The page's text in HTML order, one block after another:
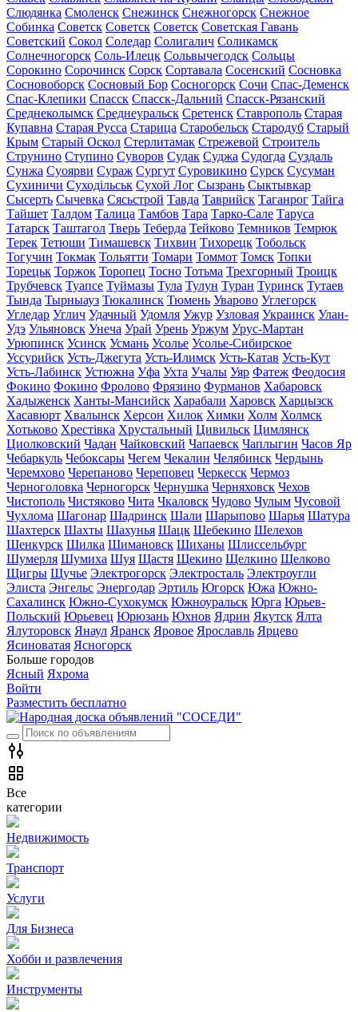
Слюдянка Смоленск Снежинск Снежногорск Снежное
Собинка Советск Советск Советск Советская Гавань
Советский Сокол Соледар Солигалич Соликамск
Солнечногорск Соль-Илецк Сольвычегодск Сольцы
Сорокино Сорочинск Сорск Сортавала Сосенский Сосновка
Сосновоборск Сосновый Бор Сосногорск Сочи Спас-Деменск
Спас-Клепики Спасск Спасск-Дальний Спасск-Рязанский
Среднеколымск Среднеуральск Сретенск Ставрополь Старая
Купавна Старая Русса Старица Старобельск Стародуб Старый
Крым Старый Оскол Стерлитамак Стрежевой Строитель
Струнино Ступино Суворов Судак Суджа Судогда Суздаль
Сунжа Суоярви Сураж Сургут Суровикино Сурск Сусуман
Сухиничи Суходільськ Сухой Лог Сызрань Сыктывкар
Сысерть Сычевка Сясьстрой Тавда Таврийск Таганрог Тайга
Тайшет Талдом Талица Тамбов Тара Тарко-Сале Таруса
Татарск Таштагол Тверь Теберда Тейково Темников Темрюк
Терек Тетюши Тимашевск Тихвин Тихорецк Тобольск
Тогучин Токмак Тольятти Томари Томмот Томск Топки
Торецьк Торжок Торопец Тосно Тотьма Трехгорный Троицк
Трубчевск Туапсе Туймазы Тула Тулун Туран Туринск Тутаев
Тында Тырныауз Тюкалинск Тюмень Уварово Углегорск
Угледар Углич Удачный Удомля Ужур Узловая Украинск Улан-
Удэ Ульяновск Унеча Урай Урень Уржум Урус-Мартан
Урюпинск Усинск Усмань Усолье Усолье-Сибирское
Уссурийск Усть-Джегута Усть-Илимск Усть-Катав Усть-Кут
Усть-Лабинск Устюжна Уфа Ухта Учалы Уяр Фатеж Феодосия
Фокино Фокино Фролово Фрязино Фурманов Хабаровск
Хадыженск Ханты-Мансийск Харабали Харовск Харцызск
Хасавюрт Хвалынск Херсон Хилок Химки Холм Холмск
Хотьково Хрестівка Хрустальный Цивильск Цимлянск
Циолковский Чадан Чайковский Чапаевск Чаплыгин Часов Яр
Чебаркуль Чебоксары Чегем Чекалин Челябинск Чердынь
Черемхово Черепаново Череповец Черкесск Чермоз
Черноголовка Черногорск Чернушка Черняховск Чехов
Чистополь Чистяково Чита Чкаловск Чудово Чулым Чусовой
Чухлома Шагонар Шадринск Шали Шарыпово Шарья Шатура
Шахтерск Шахты Шахунья Шацк Шебекино Шелехов
Шенкурск Шилка Шимановск Шиханы Шлиссельбург
Шумерля Шумиха Шуя Щастя Щекино Щелкино Щелково
Щигры Щучье Электрогорск Электросталь Электроугли
Элиста Энгельс Энергодар Эртиль Югорск Южа Южно-
Сахалинск Южно-Сухокумск Южноуральск Юрга Юрьев-
Польский Юрьевец Юрюзань Юхнов Ядрин Якутск Ялта
Ялуторовск Янаул Яранск Яровое Ярославль Ярцево
Ясиноватая Ясногорск
Больше городов
Ясный Яхрома
Войти
Разместить бесплатно
Все
категории
Недвижимость
Транспорт
Услуги
Для Бизнеса
Хобби и развлечения
Инструменты